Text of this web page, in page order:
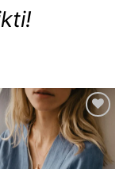
Mėgstamiausias